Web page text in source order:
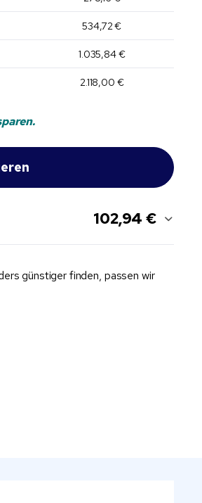
534,72 €
1.035,84 €
2.118,00 €
102,94 €
günstiger finden, passen wir